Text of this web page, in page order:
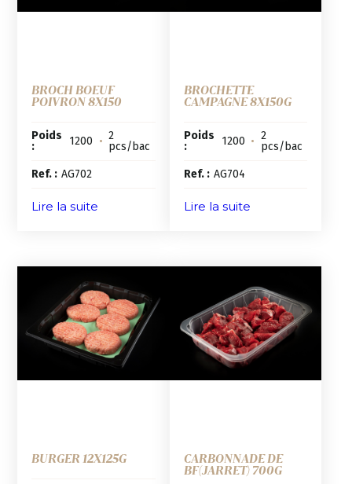
BROCH BOEUF
POIVRON 8X150
Poids
:
1200 • 2
pcs/bac
Ref. : AG702
Lire la suite
BROCHETTE
CAMPAGNE 8X150G
Poids
:
1200 • 2
pcs/bac
Ref. : AG704
Lire la suite
BURGER 12X125G
CARBONNADE DE
BF(JARRET) 700G